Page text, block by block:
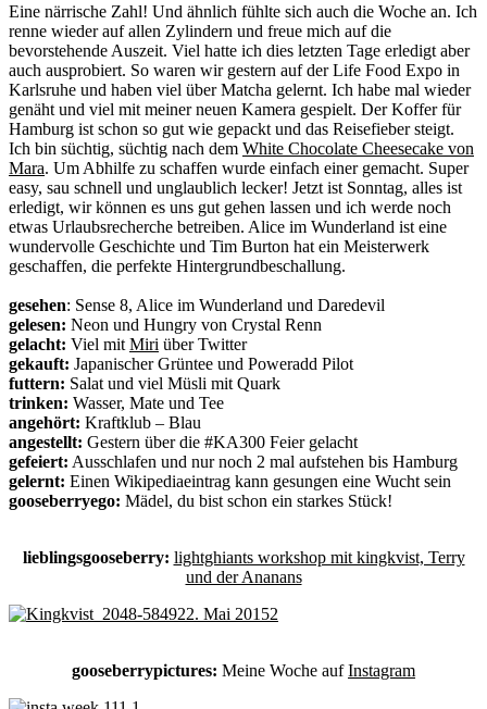
Eine närrische Zahl! Und ähnlich fühlte sich auch die Woche an. Ich
renne wieder auf allen Zylindern und freue mich auf die
bevorstehende Auszeit. Viel hatte ich dies letzten Tage erledigt aber
auch ausprobiert. So waren wir gestern auf der Life Food Expo in
Karlsruhe und haben viel über Matcha gelernt. Ich habe mal wieder
genäht und viel mit meiner neuen Kamera gespielt. Der Koffer für
Hamburg ist schon so gut wie gepackt und das Reisefieber steigt.
Ich bin süchtig, süchtig nach dem White Chocolate Cheesecake von
Mara. Um Abhilfe zu schaffen wurde einfach einer gemacht. Super
easy, sau schnell und unglaublich lecker! Jetzt ist Sonntag, alles ist
erledigt, wir können es uns gut gehen lassen und ich werde noch
etwas Urlaubsrecherche betreiben. Alice im Wunderland ist eine
wundervolle Geschichte und Tim Burton hat ein Meisterwerk
geschaffen, die perfekte Hintergrundbeschallung.
gesehen: Sense 8, Alice im Wunderland und Daredevil
gelesen: Neon und Hungry von Crystal Renn
gelacht: Viel mit Miri über Twitter
gekauft: Japanischer Grüntee und Poweradd Pilot
futtern: Salat und viel Müsli mit Quark
trinken: Wasser, Mate und Tee
angehört: Kraftklub – Blau
angestellt: Gestern über die #KA300 Feier gelacht
gefeiert: Ausschlafen und nur noch 2 mal aufstehen bis Hamburg
gelernt: Einen Wikipediaeintrag kann gesungen eine Wucht sein
gooseberryego: Mädel, du bist schon ein starkes Stück!
lieblingsgooseberry: lightghiants workshop mit kingkvist, Terry
und der Ananans
gooseberrypictures: Meine Woche aufInstagram